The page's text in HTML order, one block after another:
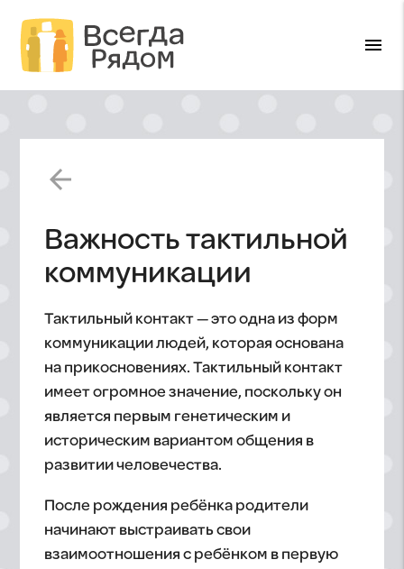
menu
arrow_back
Важность тактильной
коммуникации
Тактильный контакт — это одна из форм
коммуникации людей, которая основана
на прикосновениях. Тактильный контакт
имеет огромное значение, поскольку он
является первым генетическим и
историческим вариантом общения в
развитии человечества.
После рождения ребёнка родители
начинают выстраивать свои
взаимоотношения с ребёнком в первую